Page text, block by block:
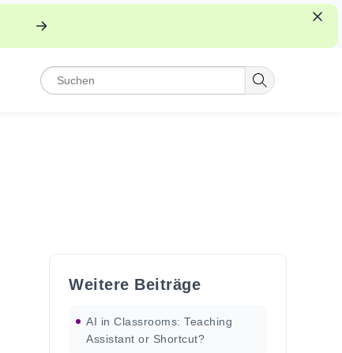
Weitere Beiträge
AI in Classrooms: Teaching
Assistant or Shortcut?